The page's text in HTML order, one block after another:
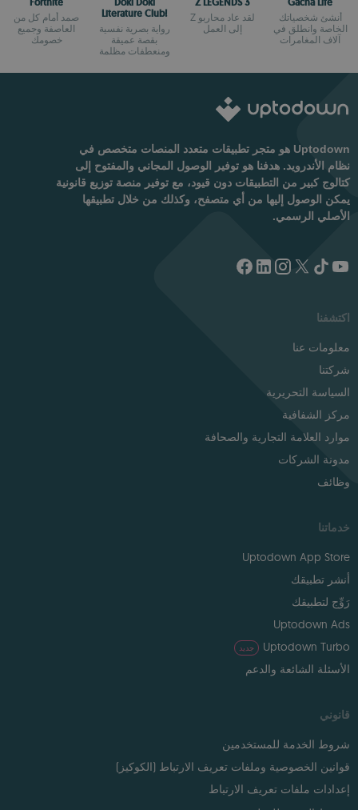
أنشئ شخصياتك
الخاصة وانطلق في
آلاف المغامرات
لقد عاد محاربو Z
إلى العمل
Literature Club!
رواية بصرية نفسية
بقصة عميقة
ومنعطفات مظلمة
صمد أمام كل من
العاصفة وجميع
خصومك
Uptodown هو متجر تطبيقات متعدد المنصات متخصص في
نظام الأندرويد. هدفنا هو توفير الوصول المجاني والمفتوح إلى
كتالوج كبير من التطبيقات دون قيود، مع توفير منصة توزيع قانونية
يمكن الوصول إليها من أي متصفح، وكذلك من خلال تطبيقها
الأصلي الرسمي.
اكتشفنا
معلومات عنا
شركتنا
السياسة التحريرية
مركز الشفافية
موارد العلامة التجارية والصحافة
مدونة الشركات
وظائف
خدماتنا
Uptodown App Store
أنشر تطبيقك
رَوِّج لتطبيقك
Uptodown Ads
Uptodown Turbo
جديد
الأسئلة الشائعة والدعم
قانوني
شروط الخدمة للمستخدمين
قوانين الخصوصية وملفات تعريف الارتباط (الكوكيز)
إعدادات ملفات تعريف الارتباط